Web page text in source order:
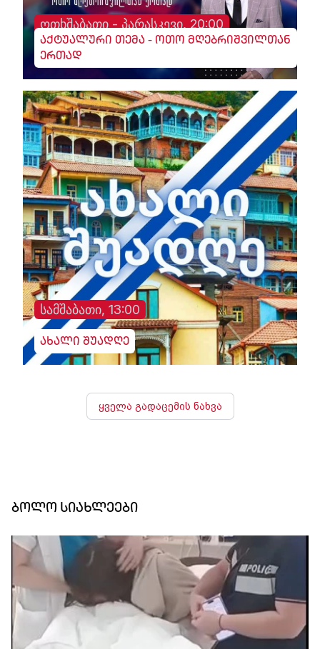
ოთხშაბათი - პარასკევი, 20:00
აქტუალური თემა - ოთო მღებრიშვილთან
ერთად
სამშაბათი, 13:00
ახალი შუადღე
ყველა გადაცემის ნახვა
ბოლო სიახლეები